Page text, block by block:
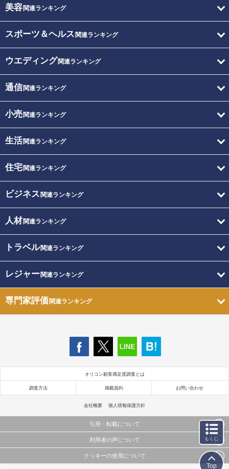
美容関連ランキング
スポーツ＆ヘルス 関連ランキング
ウエディング関連ランキング
通信関連ランキング
小売関連ランキング
生活関連ランキング
住宅関連ランキング
ビジネス 関連ランキング
人材関連ランキング
トラベル関連ランキング
レジャー関連ランキング
専門家評価関連ランキング
オリコン顧客満足度調査とは
調査方法 掲載規約 お問い合わせ
会社概要 個人情報保護方針
引用・転載について
当サイトで公開されている情報（文字、写真、イラスト、画像データ等）及びこれらの配置・
これらの情報を権利者の許可なく無断転載・複製などの二次利用を行うことは固く禁じており
利用者の声について
当サイトに掲載している内容はすべてサービスの利用者が提出された見解・感想です。
クッキーの使用について
もくじ
Top